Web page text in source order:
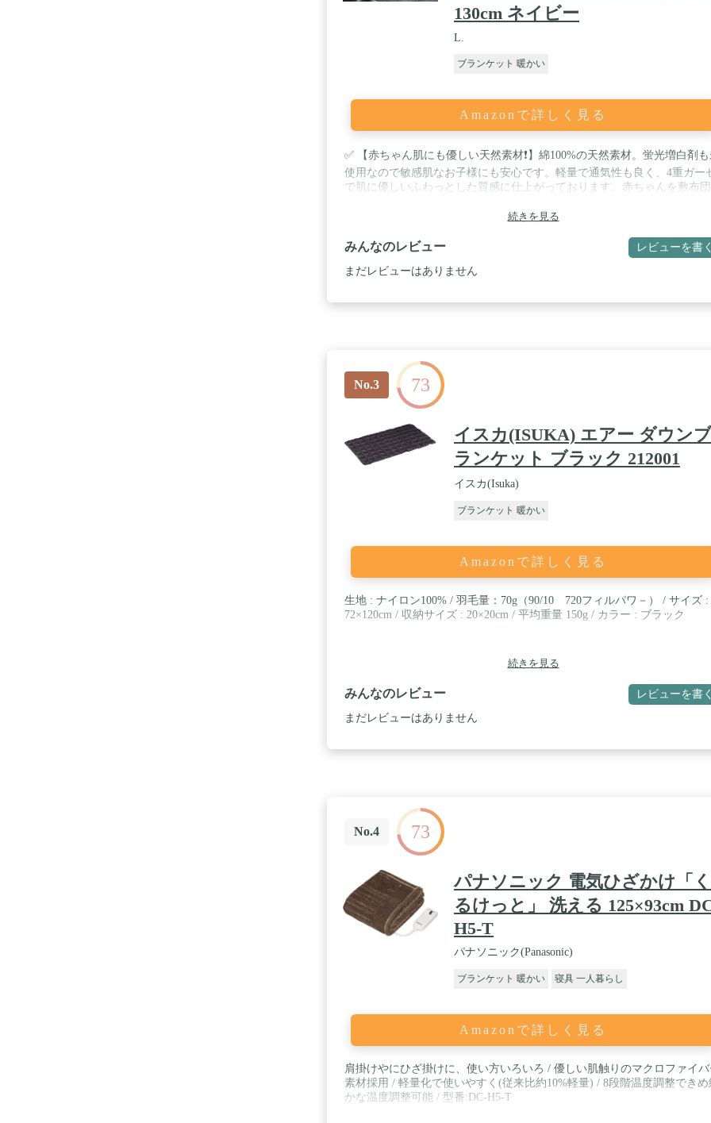
130cm ネイビー
L.
ブランケット 暖かい
Amazonで詳しく見る
✅ 【赤ちゃん肌にも優しい天然素材❗️】綿100%の天然素材。蛍光増白剤も
使用なので敏感肌なお子様にも安心です。軽量で通気性も良く、4重ガー
で肌に優しいふわっとした質感に仕上がっております。赤ちゃんを敷布
れた事例もあり、赤ちゃんから大人まで愛されております。 / ✅ 【様々な
てなど幅広い用途で活用出来ます。 / ✅ 【おしゃれアイテム❗️】無地でシン
プルなデザインながら、落ち着いた色合いとフリンジがおしゃれな空間を
の検品体制❗️】工場での検品だけでなく、販売前に再度別の場所で検品を行
い、2重の検品体制を取って不良品を排除。一品一品問題がないか検品して
います。 【安心の満足度100%保証❗️】万が一不良品があった場合はもちろ
ん、不良品でなくても「イメージと違ったな、なんか微妙だな」など、ど
ような理由でも満足して頂けなかった場合は、購入後30日間返品可能。返
送料も勿論頂きません。
続きを見る
みんなのレビュー レビューを書く
まだレビューはありません
No.3 73
イスカ(ISUKA) エアー ダウンブ
ランケット ブラック 212001
イスカ(Isuka)
ブランケット 暖かい
Amazonで詳しく見る
生地 : ナイロン100% / 羽毛量：70g（90/10 720フィルパワ－） / サイズ :
72×120cm / 収納サイズ : 20×20cm / 平均重量 150g / カラー : ブラック
続きを見る
みんなのレビュー レビューを書く
まだレビューはありません
No.4 73
パナソニック 電気ひざかけ「く
るけっと」 洗える 125×93cm
H5-T
パナソニック(Panasonic)
ブランケット 暖かい 寝具 一人暮らし
Amazonで詳しく見る
肩掛けやにひざ掛けに、使い方いろいろ / 優しい肌触りのマクロファイバ
素材採用 / 軽量化で使いやすく(従来比約10%軽量) / 8段階温度調整できめ
かな温度調整可能 / 型番:DC-H5-T